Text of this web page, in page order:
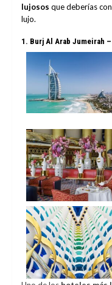
lujosos que deberías
lujo.
1. Burj Al Arab Jumeirah